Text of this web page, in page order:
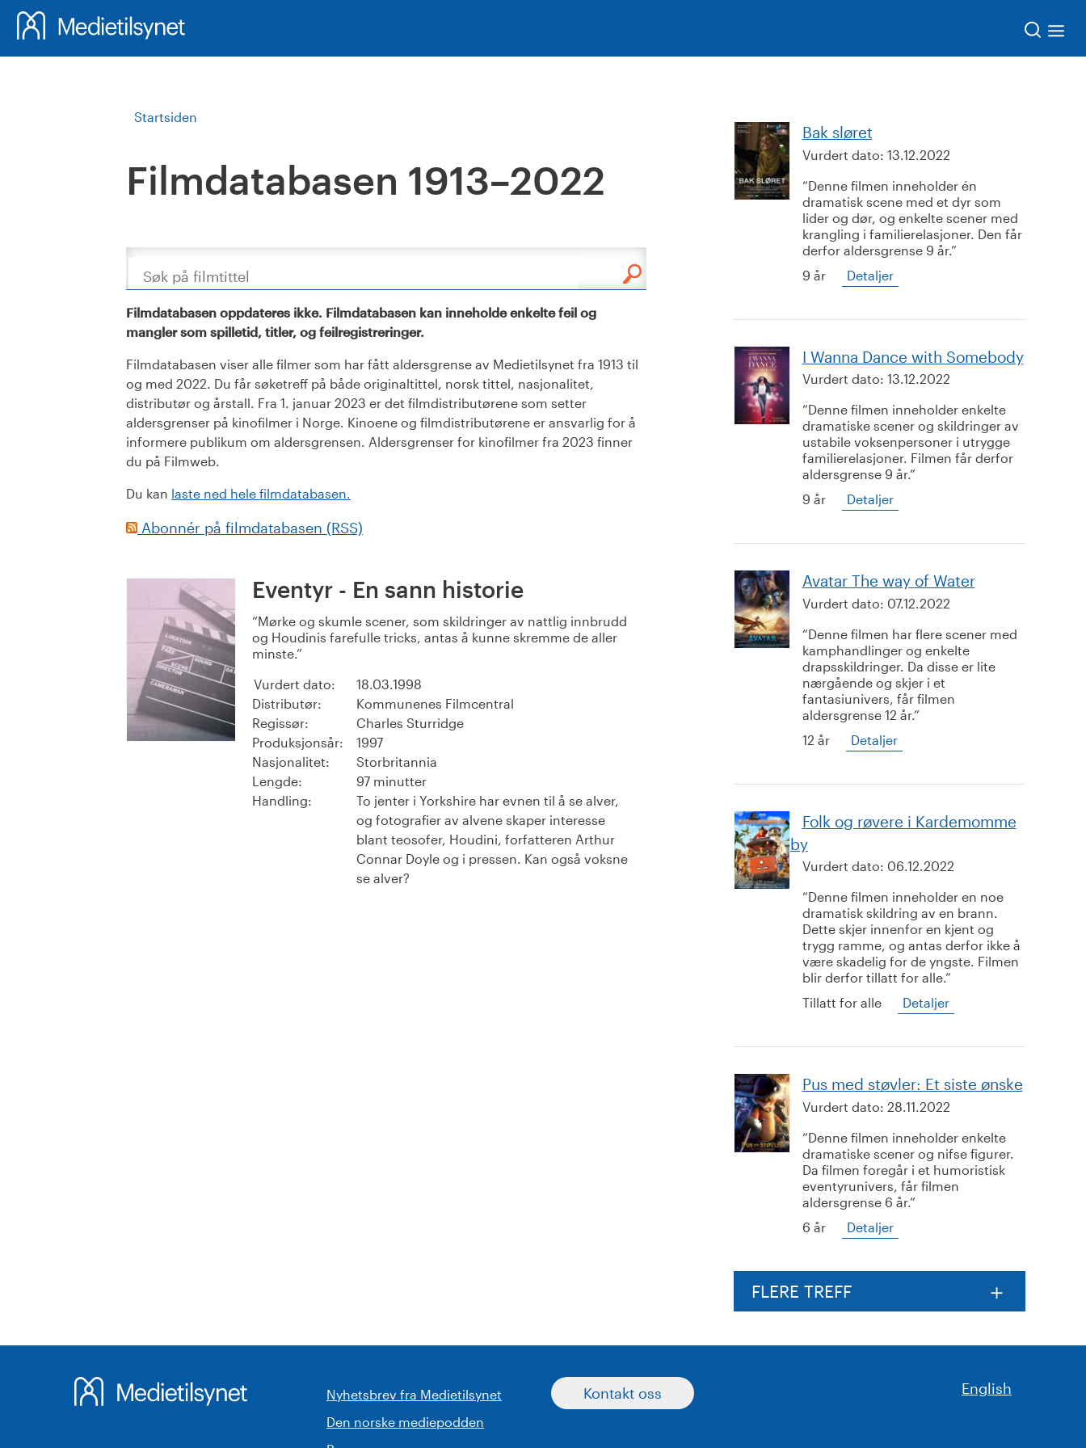
Startsiden
Filmdatabasen 1913–2022
Søk
Filmdatabasen oppdateres ikke. Filmdatabasen kan inneholde enkelte feil og
mangler som spilletid, titler, og feilregistreringer.
Filmdatabasen viser alle filmer som har fått aldersgrense av Medietilsynet fra 1913 til
og med 2022. Du får søketreff på både originaltittel, norsk tittel, nasjonalitet,
distributør og årstall. Fra 1. januar 2023 er det filmdistributørene som setter
aldersgrenser på kinofilmer i Norge. Kinoene og filmdistributørene er ansvarlig for å
informere publikum om aldersgrensen. Aldersgrenser for kinofilmer fra 2023 finner
du på Filmweb.
Du kan laste ned hele filmdatabasen.
Abonnér på filmdatabasen (RSS)
Eventyr - En sann historie
Mørke og skumle scener, som skildringer av nattlig innbrudd
og Houdinis farefulle tricks, antas å kunne skremme de aller
minste.
Vurdert dato:
18.03.1998
Distributør:
Kommunenes Filmcentral
Regissør:
Charles Sturridge
Produksjonsår:
1997
Nasjonalitet:
Storbritannia
Lengde:
97 minutter
Handling:
To jenter i Yorkshire har evnen til å se alver,
og fotografier av alvene skaper interesse
blant teosofer, Houdini, forfatteren Arthur
Connar Doyle og i pressen. Kan også voksne
se alver?
Bak sløret
Vurdert dato: 13.12.2022
Denne filmen inneholder én
dramatisk scene med et dyr som
lider og dør, og enkelte scener med
krangling i familierelasjoner. Den får
derfor aldersgrense 9 år.
9 år
Detaljer
I Wanna Dance with Somebody
Vurdert dato: 13.12.2022
Denne filmen inneholder enkelte
dramatiske scener og skildringer av
ustabile voksenpersoner i utrygge
familierelasjoner. Filmen får derfor
aldersgrense 9 år.
9 år
Detaljer
Avatar The way of Water
Vurdert dato: 07.12.2022
Denne filmen har flere scener med
kamphandlinger og enkelte
drapsskildringer. Da disse er lite
nærgående og skjer i et
fantasiunivers, får filmen
aldersgrense 12 år.
12 år
Detaljer
Folk og røvere i Kardemomme
by
Vurdert dato: 06.12.2022
Denne filmen inneholder en noe
dramatisk skildring av en brann.
Dette skjer innenfor en kjent og
trygg ramme, og antas derfor ikke å
være skadelig for de yngste. Filmen
blir derfor tillatt for alle.
Tillatt for alle
Detaljer
Pus med støvler: Et siste ønske
Vurdert dato: 28.11.2022
Denne filmen inneholder enkelte
dramatiske scener og nifse figurer.
Da filmen foregår i et humoristisk
eventyrunivers, får filmen
aldersgrense 6 år.
6 år
Detaljer
FLERE TREFF
Nyhetsbrev fra Medietilsynet
Den norske mediepodden
Kontakt oss English